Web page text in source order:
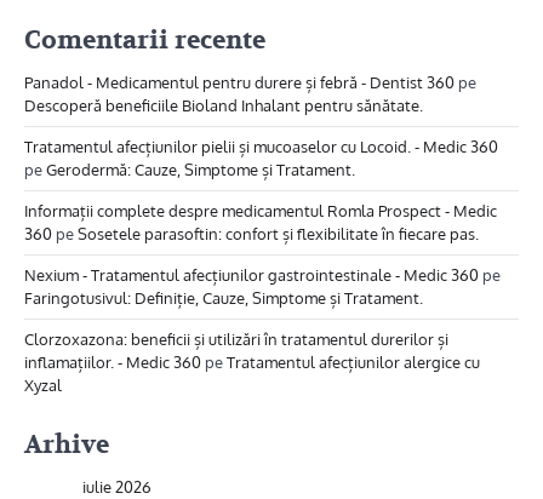
Comentarii recente
Panadol - Medicamentul pentru durere și febră - Dentist 360 pe
Descoperă beneficiile Bioland Inhalant pentru sănătate.
Tratamentul afecțiunilor pielii și mucoaselor cu Locoid. - Medic 360
peGerodermă: Cauze, Simptome și Tratament.
Informații complete despre medicamentul Romla Prospect - Medic
360 peSosetele parasoftin: confort și flexibilitate în fiecare pas.
Nexium - Tratamentul afecțiunilor gastrointestinale - Medic 360 pe
Faringotusivul: Definiție, Cauze, Simptome și Tratament.
Clorzoxazona: beneficii și utilizări în tratamentul durerilor și
inflamațiilor. - Medic 360 peTratamentul afecțiunilor alergice cu
Xyzal
Arhive
iulie 2026